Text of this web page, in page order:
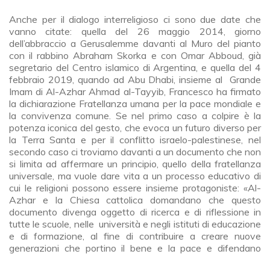
Anche per il dialogo interreligioso ci sono due date che
vanno citate: quella del 26 maggio 2014, giorno
dell’abbraccio a Gerusalemme davanti al Muro del pianto
con il rabbino Abraham Skorka e con Omar Abboud, già
segretario del Centro islamico di Argentina, e quella del 4
febbraio 2019, quando ad Abu Dhabi, insieme al Grande
Imam di Al-Azhar Ahmad al-Tayyib, Francesco ha firmato
la dichiarazione Fratellanza umana per la pace mondiale e
la convivenza comune. Se nel primo caso a colpire è la
potenza iconica del gesto, che evoca un futuro diverso per
la Terra Santa e per il conflitto israelo-palestinese, nel
secondo caso ci troviamo davanti a un documento che non
si limita ad affermare un principio, quello della fratellanza
universale, ma vuole dare vita a un processo educativo di
cui le religioni possono essere insieme protagoniste: «Al-
Azhar e la Chiesa cattolica domandano che questo
documento divenga oggetto di ricerca e di riflessione in
tutte le scuole, nelle università e negli istituti di educazione
e di formazione, al fine di contribuire a creare nuove
generazioni che portino il bene e la pace e difendano